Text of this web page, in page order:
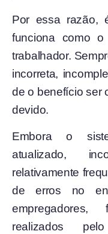
Por essa razão,
funciona como o
trabalhador.
incorreta,
de o benefício ser
devido.
Embora o
atualizado,
relativamente
de erros no
realizados